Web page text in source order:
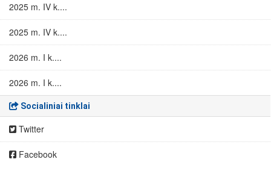
2025 m. IV k....
2025 m. IV k....
2026 m. I k....
2026 m. I k....
Socialiniai tinklai
Twitter
Facebook